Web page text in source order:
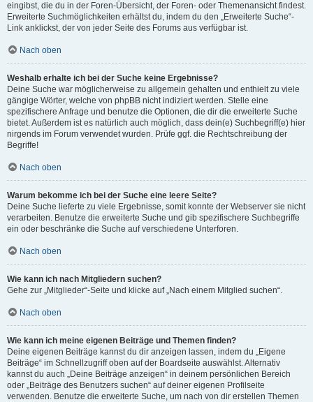
eingibst, die du in der Foren-Übersicht, der Foren- oder Themenansicht findest.
Erweiterte Suchmöglichkeiten erhältst du, indem du den „Erweiterte Suche“-
Link anklickst, der von jeder Seite des Forums aus verfügbar ist.
Nach oben
Weshalb erhalte ich bei der Suche keine Ergebnisse?
Deine Suche war möglicherweise zu allgemein gehalten und enthielt zu viele
gängige Wörter, welche von phpBB nicht indiziert werden. Stelle eine
spezifischere Anfrage und benutze die Optionen, die dir die erweiterte Suche
bietet. Außerdem ist es natürlich auch möglich, dass dein(e) Suchbegriff(e) hier
nirgends im Forum verwendet wurden. Prüfe ggf. die Rechtschreibung der
Begriffe!
Nach oben
Warum bekomme ich bei der Suche eine leere Seite?
Deine Suche lieferte zu viele Ergebnisse, somit konnte der Webserver sie nicht
verarbeiten. Benutze die erweiterte Suche und gib spezifischere Suchbegriffe
ein oder beschränke die Suche auf verschiedene Unterforen.
Nach oben
Wie kann ich nach Mitgliedern suchen?
Gehe zur „Mitglieder“-Seite und klicke auf „Nach einem Mitglied suchen“.
Nach oben
Wie kann ich meine eigenen Beiträge und Themen finden?
Deine eigenen Beiträge kannst du dir anzeigen lassen, indem du „Eigene
Beiträge“ im Schnellzugriff oben auf der Boardseite auswählst. Alternativ
kannst du auch „Deine Beiträge anzeigen“ in deinem persönlichen Bereich
oder „Beiträge des Benutzers suchen“ auf deiner eigenen Profilseite
verwenden. Benutze die erweiterte Suche, um nach von dir erstellen Themen